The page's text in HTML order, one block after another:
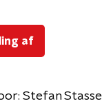
af
Stefan Stasse